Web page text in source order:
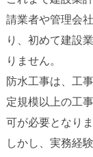
請業者や管理会
り、初めて建設
りません。
防水工事は、工
定規模以上の工
可が必要となりま
しかし、実務経